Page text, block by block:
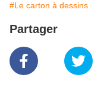
#Le carton à dessins
Partager